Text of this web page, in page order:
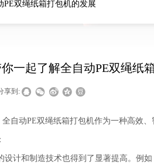
PE双绳纸箱打包机的发展
一起了解全自动PE双绳纸
享到:
自动PE双绳纸箱打包机作为一种高效
计和制造技术也得到了显著提高。例